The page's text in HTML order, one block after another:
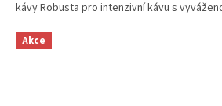
kávy Robusta pro intenzivní kávu s
Akce